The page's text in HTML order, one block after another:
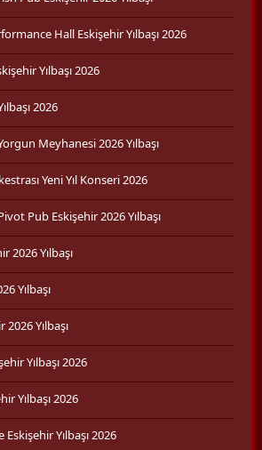
Hall Eskişehir Yılbaşı 2026
Yılbaşı 2026
2026
Meyhanesi 2026 Yılbaşı
Yeni Yıl Konseri 2026
Pub Eskişehir 2026 Yılbaşı
2026 Yılbaşı
Yılbaşı
Yılbaşı
Yılbaşı 2026
Yılbaşı 2026
Yılbaşı 2026